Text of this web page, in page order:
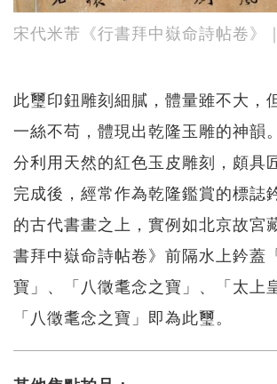
宋代米芾《行書拜中嶽命詩帖卷》
此璽印鈕雕刻細膩，體量雖不大，
一絲不苟，體現出乾隆玉雕的神韻
分利用天然的紅色玉皮雕刻，頗具
完成後，經常作為乾隆鑑賞的標誌
的古代書畫之上，實例如北京故宮
書拜中嶽命詩帖卷》前隔水上鈐蓋
寶」、「八徵耄念之寶」、「太上
「八徵耄念之寶」即為此璽。